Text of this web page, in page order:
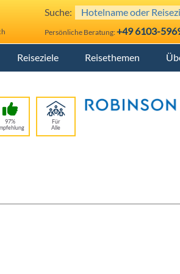
Suche:
Persönliche Beratung:+49 6103-
Reiseziele Reisethemen
97%
Für
Alle